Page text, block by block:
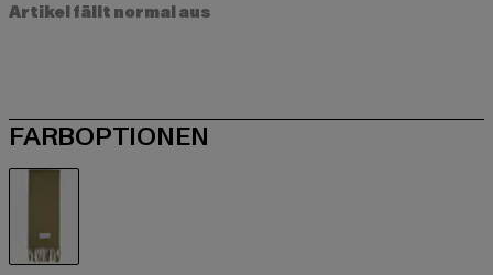
Artikel fällt normal aus
FARBOPTIONEN